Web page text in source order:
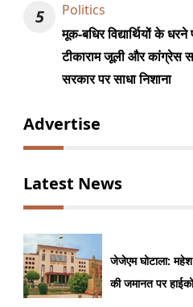
5
Politics
मूक-बधिर विद्यार्थियों के
टीकाराम जूली और कांग्रेस
सरकार पर साधा निशाना
Advertise
Latest News
जेजेएम घोटाला:
की जमानत पर